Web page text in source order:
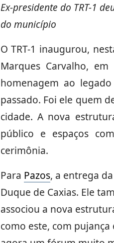
Ex-presidente do TRT-1
do município
O TRT-1 inaugurou,
Marques Carvalho,
homenagem ao
passado. Foi ele quem
cidade. A nova
público e espaços
cerimônia.
Para Pazos, a entrega
Duque de Caxias. Ele
associou a nova
como este, com pujança